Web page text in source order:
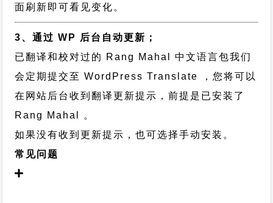
面刷新即可看见变化。
3、通过 WP 后台自动更新；
已翻译和校对过的 Rang Mahal 中文语言包我们
会定期提交至 WordPress Translate ，您将可以
在网站后台收到翻译更新提示，前提是已安装了
Rang Mahal 。
如果没有收到更新提示，也可选择手动安装。
常见问题